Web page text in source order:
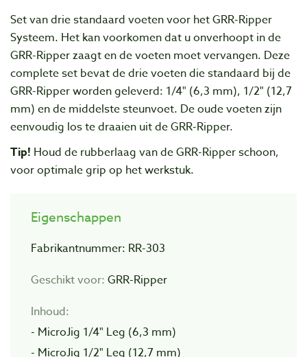
Set van drie standaard voeten voor het GRR-Ripper
Systeem. Het kan voorkomen dat u onverhoopt in de
GRR-Ripper zaagt en de voeten moet vervangen. Deze
complete set bevat de drie voeten die standaard bij de
GRR-Ripper worden geleverd: 1/4" (6,3 mm), 1/2" (12,7
mm) en de middelste steunvoet. De oude voeten zijn
eenvoudig los te draaien uit de GRR-Ripper.
Tip! Houd de rubberlaag van de GRR-Ripper schoon,
voor optimale grip op het werkstuk.
Eigenschappen
Fabrikantnummer: RR-303
Geschikt voor: GRR-Ripper
Inhoud:
- MicroJig 1/4" Leg (6,3 mm)
- MicroJig 1/2" Leg (12,7 mm)